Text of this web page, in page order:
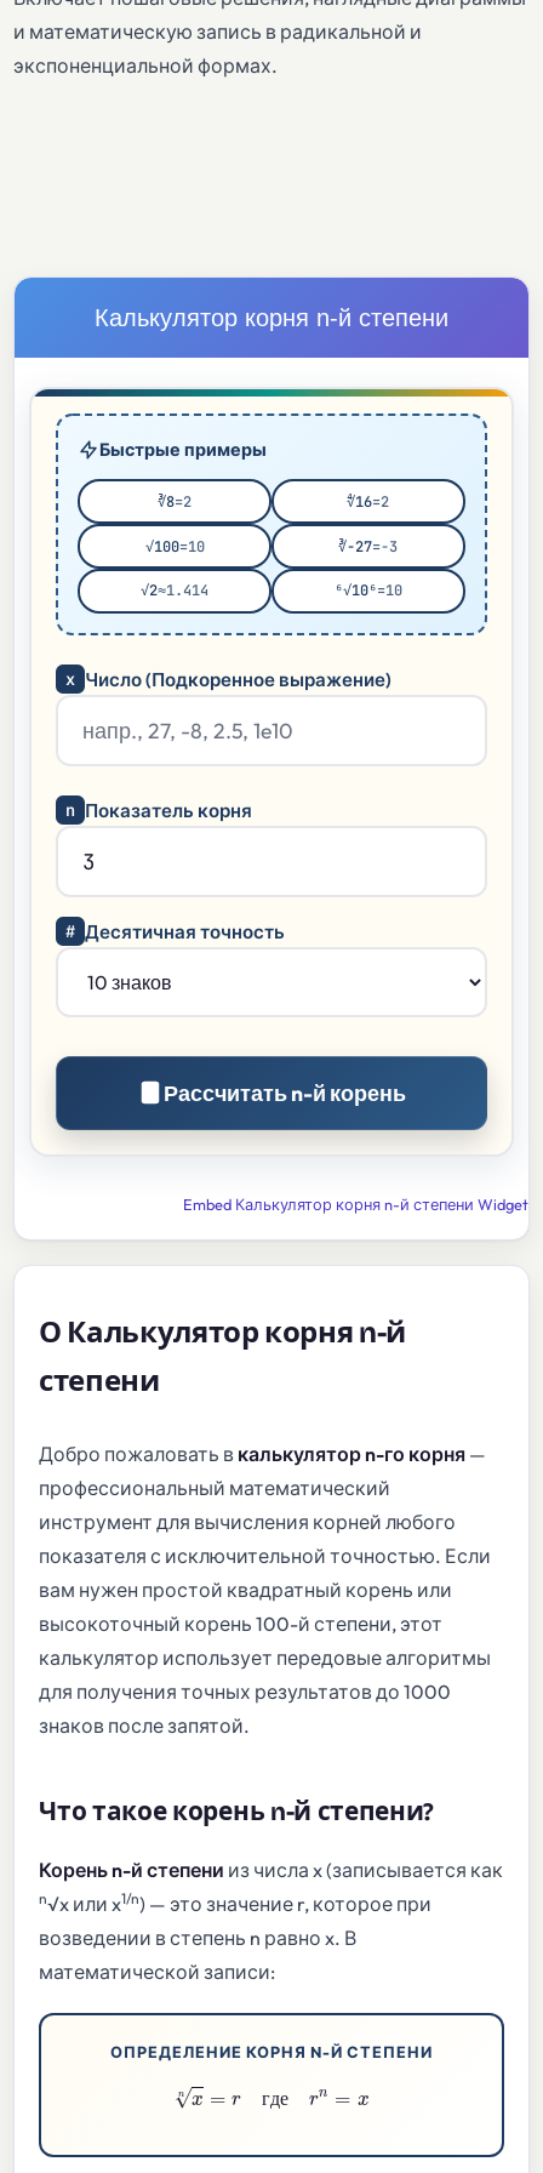
и математическую запись в радикальной и
экспоненциальной формах.
Калькулятор корня n-й степени
Быстрые примеры
∛8=2 ∜16=2
√100=10 ∛-27=-3
√2≈1.414 ⁶√10⁶=10
x Число (Подкоренное выражение)
n Показатель корня
# Десятичная точность
Рассчитать n-й корень
Embed Калькулятор корня n-й степени Widget
О Калькулятор корня n-й
степени
Добро пожаловать в калькулятор n-го корня —
профессиональный математический
инструмент для вычисления корней любого
показателя с исключительной точностью. Если
вам нужен простой квадратный корень или
высокоточный корень 100-й степени, этот
калькулятор использует передовые алгоритмы
для получения точных результатов до 1000
знаков после запятой.
Что такое корень n-й степени?
Корень n-й степени из числа x (записывается как
n√x или x1/n) — это значение r, которое при
возведении в степень n равно x. В
математической записи:
ОПРЕДЕЛЕНИЕ КОРНЯ N-Й СТЕПЕНИ
г де
x